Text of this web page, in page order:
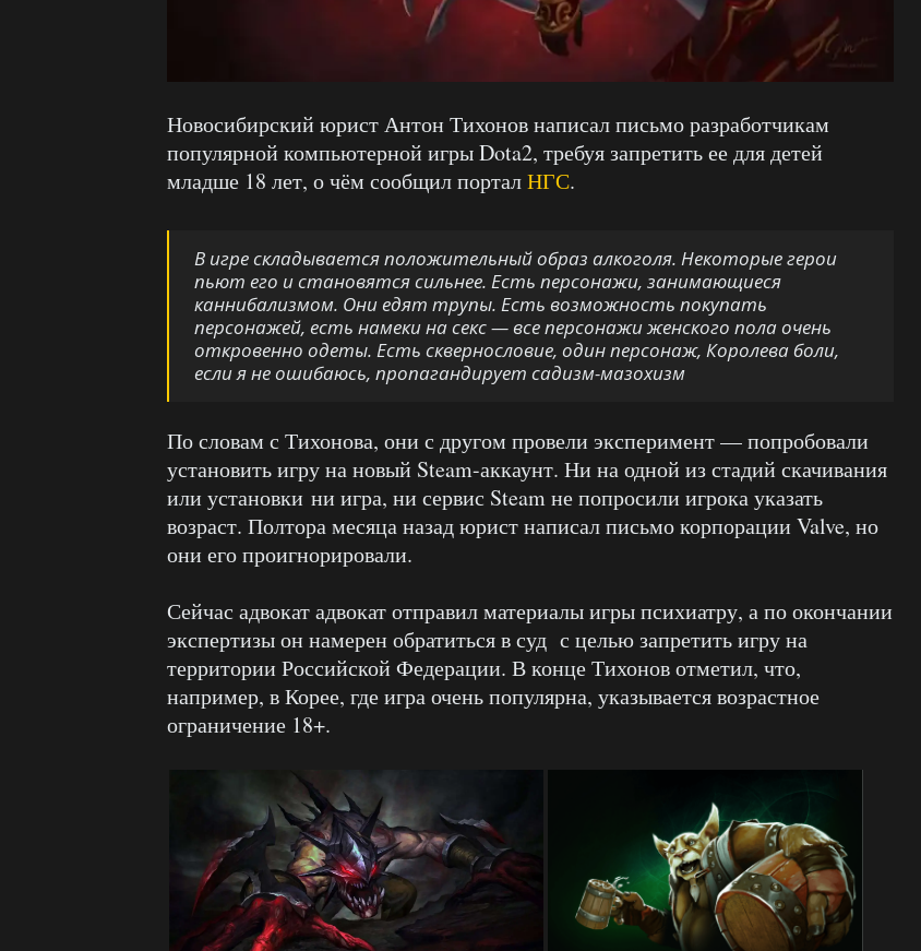
Новосибирский юрист Антон Тихонов написал письмо разработчикам
популярной компьютерной игры Dota2, требуя запретить ее для детей
младше 18 лет, о чём сообщил порталНГС.
В игре складывается положительный образ алкоголя. Некоторые герои
пьют его и становятся сильнее. Есть персонажи, занимающиеся
каннибализмом. Они едят трупы. Есть возможность покупать
персонажей, есть намеки на секс — все персонажи женского пола очень
откровенно одеты. Есть сквернословие, один персонаж, Королева боли,
если я не ошибаюсь, пропагандирует садизм-мазохизм
По словам с Тихонова, они с другом провели эксперимент — попробовали
установить игру на новый Steam-аккаунт. Ни на одной из стадий скачивания
или установки ни игра, ни сервис Steam не попросили игрока указать
возраст. Полтора месяца назад юрист написал письмо корпорации Valve, но
они его проигнорировали.
Сейчас адвокат адвокат отправил материалы игры психиатру, а по окончании
экспертизы он намерен обратиться в суд с целью запретить игру на
территории Российской Федерации. В конце Тихонов отметил, что,
например, в Корее, где игра очень популярна, указывается возрастное
ограничение 18+.